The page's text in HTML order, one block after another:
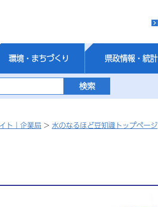
環境・まちづくり 県政情報・統計
ト｜企業局 > 水のなるほど豆知識トップページ